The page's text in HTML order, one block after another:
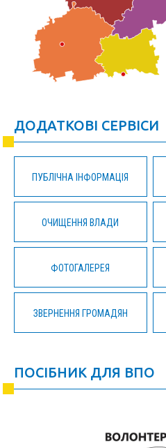
ДОДАТКОВІ СЕРВІСИ
ПУБЛІЧНА ІНФОРМАЦІЯ
ОЧИЩЕННЯ ВЛАДИ
ФОТОГАЛЕРЕЯ
ЗВЕРНЕННЯ ГРОМАДЯН
ПОСІБНИК ДЛЯ ВПО